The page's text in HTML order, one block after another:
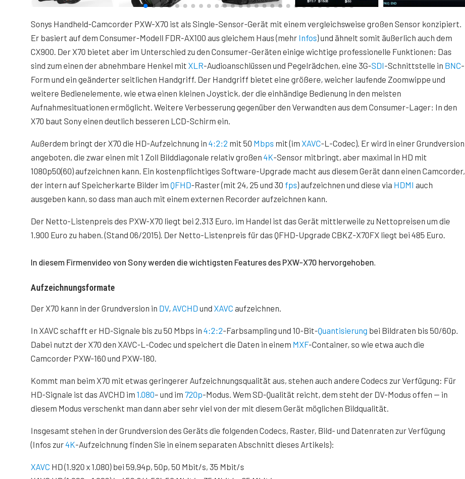
Sonys Handheld-Camcorder PXW-X70 ist als Single-Sensor-Gerät mit einem vergleichsweise großen Sensor konzipiert.
Er basiert auf dem Consumer-Modell FDR-AX100 aus gleichem Haus (mehr Infos) und ähnelt somit äußerlich auch dem
CX900. Der X70 bietet aber im Unterschied zu den Consumer-Geräten einige wichtige professionelle Funktionen: Das
sind zum einen der abnehmbare Henkel mit XLR-Audioanschlüssen und Pegelrädchen, eine 3G-SDI-Schnittstelle in BNC-
Form und ein geänderter seitlichen Handgriff. Der Handgriff bietet eine größere, weicher laufende Zoomwippe und
weitere Bedienelemente, wie etwa einen kleinen Joystick, der die einhändige Bedienung in den meisten
Aufnahmesituationen ermöglicht. Weitere Verbesserung gegenüber den Verwandten aus dem Consumer-Lager: In den
X70 baut Sony einen deutlich besseren LCD-Schirm ein.
Außerdem bringt der X70 die HD-Aufzeichnung in 4:2:2 mit 50 Mbps mit (im XAVC-L-Codec). Er wird in einer Grundversion
angeboten, die zwar einen mit 1 Zoll Bilddiagonale relativ großen 4K-Sensor mitbringt, aber maximal in HD mit
1080p50(60) aufzeichnen kann. Ein kostenpflichtiges Software-Upgrade macht aus diesem Gerät dann einen Camcorder,
der intern auf Speicherkarte Bilder im QFHD-Raster (mit 24, 25 und 30 fps) aufzeichnen und diese via HDMI auch
ausgeben kann, so dass man auch mit einem externen Recorder aufzeichnen kann.
Der Netto-Listenpreis des PXW-X70 liegt bei 2.313 Euro, im Handel ist das Gerät mittlerweile zu Nettopreisen um die
1.900 Euro zu haben. (Stand 06/2015). Der Netto-Listenpreis für das QFHD-Upgrade CBKZ-X70FX liegt bei 485 Euro.
In diesem Firmenvideo von Sony werden die wichtigsten Features des PXW-X70 hervorgehoben.
Aufzeichnungsformate
Der X70 kann in der Grundversion in DV, AVCHD und XAVC aufzeichnen.
In XAVC schafft er HD-Signale bis zu 50 Mbps in 4:2:2-Farbsampling und 10-Bit-Quantisierung bei Bildraten bis 50/60p.
Dabei nutzt der X70 den XAVC-L-Codec und speichert die Daten in einem MXF-Container, so wie etwa auch die
Camcorder PXW-160 und PXW-180.
Kommt man beim X70 mit etwas geringerer Aufzeichnungsqualität aus, stehen auch andere Codecs zur Verfügung: Für
HD-Signale ist das AVCHD im 1.080– und im 720p-Modus. Wem SD-Qualität reicht, dem steht der DV-Modus offen — in
diesem Modus verschenkt man dann aber sehr viel von der mit diesem Gerät möglichen Bildqualität.
Insgesamt stehen in der Grundversion des Geräts die folgenden Codecs, Raster, Bild- und Datenraten zur Verfügung
(Infos zur4K-Aufzeichnung finden Sie in einem separaten Abschnitt dieses Artikels):
XAVC HD (1.920 x 1.080) bei 59,94p, 50p, 50 Mbit/s, 35 Mbit/s